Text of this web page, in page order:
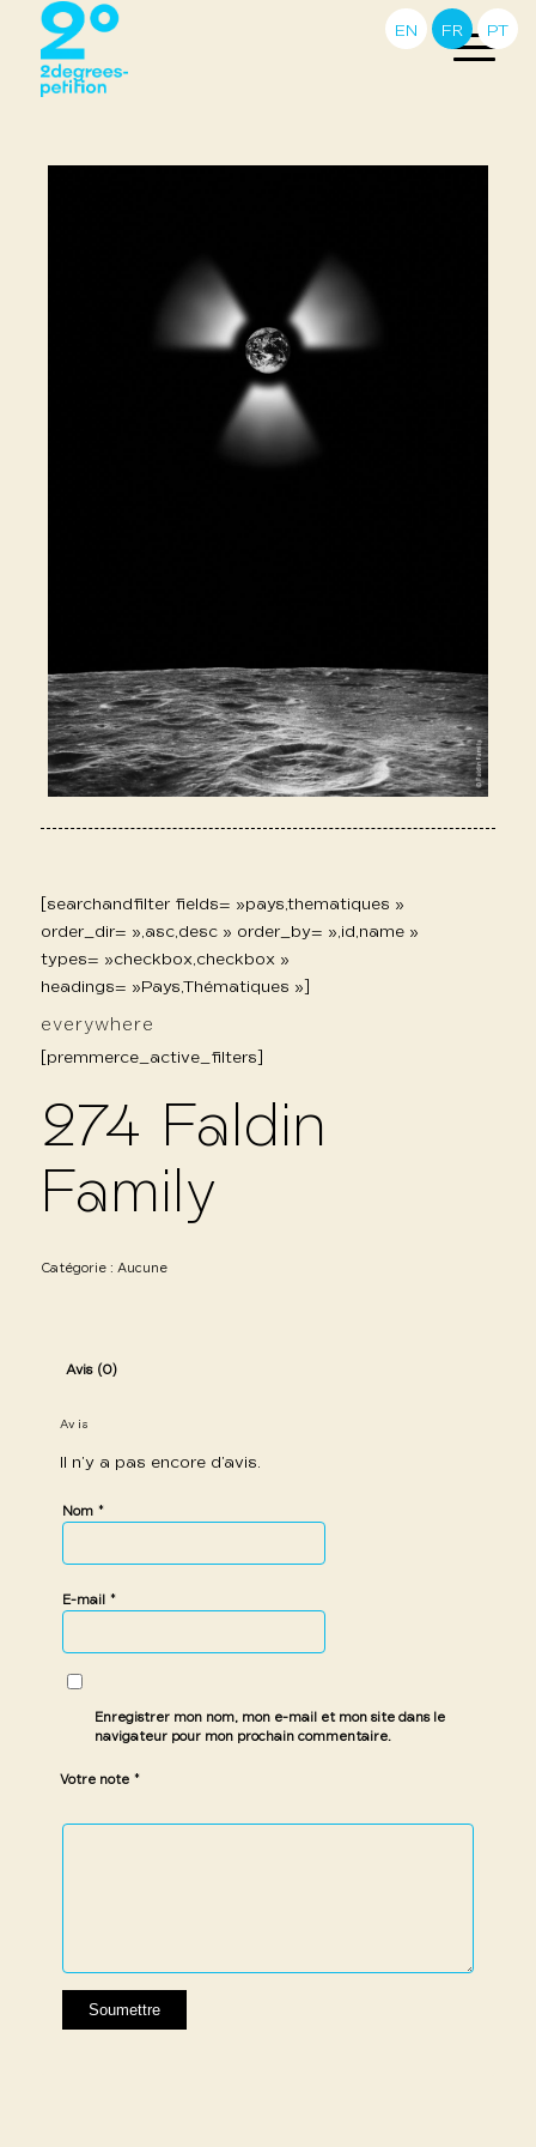
[searchandfilter fields= »pays,thematiques »
order_dir= »,asc,desc » order_by= »,id,name »
types= »checkbox,checkbox »
headings= »Pays,Thématiques »]
everywhere
[premmerce_active_filters]
274 Faldin
Family
Catégorie : Aucune
Avis (0)
Avis
Il n’y a pas encore d’avis.
Nom *
E-mail *
Enregistrer mon nom, mon e-mail et mon site dans le
navigateur pour mon prochain commentaire.
Votre note *
1 étoile
2 étoiles
3 étoiles
4 étoiles
5 étoiles
EN FR PT